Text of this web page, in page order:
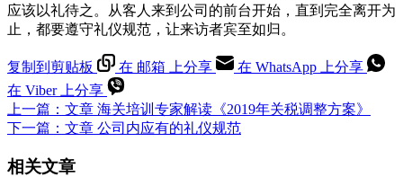
应该以礼待之。从客人来到公司的前台开始，直到完全离开为
止，都要遵守礼仪规范，让来访者宾至如归。
复制到剪贴板 在 邮箱 上分享
在 WhatsApp 上分享
在 Viber 上分享
上一篇： 文章 海关培训专家解读《2019年关税调整方案》
下一篇： 文章 公司内应有的礼仪规范
相关文章